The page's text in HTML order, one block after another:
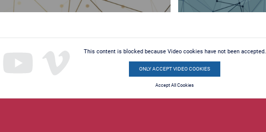
This content is blocked because Video cookies have not been accepted.
ONLY ACCEPT VIDEO COOKIES
Accept All Cookies